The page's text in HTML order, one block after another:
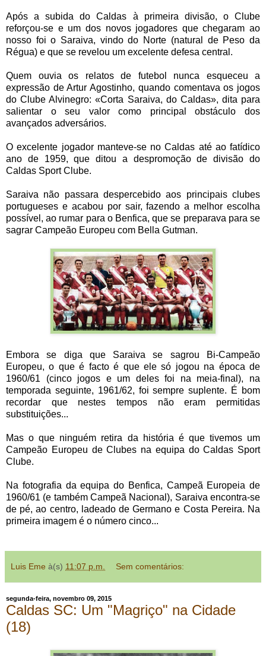
Após a subida do Caldas à primeira divisão, o Clube
reforçou-se e um dos novos jogadores que chegaram ao
nosso foi o Saraiva, vindo do Norte (natural de Peso da
Régua) e que se revelou um excelente defesa central.
Quem ouvia os relatos de futebol nunca esqueceu a
expressão de Artur Agostinho, quando comentava os jogos
do Clube Alvinegro: «Corta Saraiva, do Caldas», dita para
salientar o seu valor como principal obstáculo dos
avançados adversários.
O excelente jogador manteve-se no Caldas até ao fatídico
ano de 1959, que ditou a despromoção de divisão do
Caldas Sport Clube.
Saraiva não passara despercebido aos principais clubes
portugueses e acabou por sair, fazendo a melhor escolha
possível, ao rumar para o Benfica, que se preparava para se
sagrar Campeão Europeu com Bella Gutman.
Embora se diga que Saraiva se sagrou Bi-Campeão
Europeu, o que é facto é que ele só jogou na época de
1960/61 (cinco jogos e um deles foi na meia-final), na
temporada seguinte, 1961/62, foi sempre suplente. É bom
recordar que nestes tempos não eram permitidas
substituições...
Mas o que ninguém retira da história é que tivemos um
Campeão Europeu de Clubes na equipa do Caldas Sport
Clube.
Na fotografia da equipa do Benfica, Campeã Europeia de
1960/61 (e também Campeã Nacional), Saraiva encontra-se
de pé, ao centro, ladeado de Germano e Costa Pereira. Na
primeira imagem é o número cinco...
Luis Eme à(s) 11:07 p.m. Sem comentários:
segunda-feira, novembro 09, 2015
Caldas SC: Um "Magriço" na Cidade
(18)